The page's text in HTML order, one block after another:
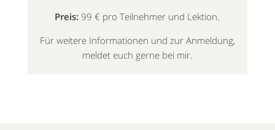
Preis: 99 € pro Teilnehmer und Lektion.
Für weitere Informationen und zur Anmeldung,
meldet euch gerne bei mir.